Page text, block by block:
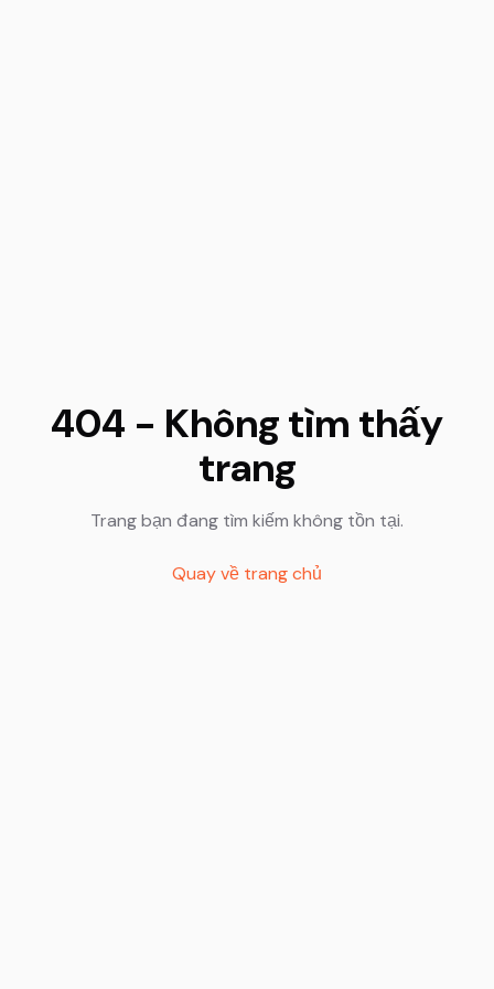
404 - Không tìm thấy
trang
Trang bạn đang tìm kiếm không tồn tại.
Quay về trang chủ